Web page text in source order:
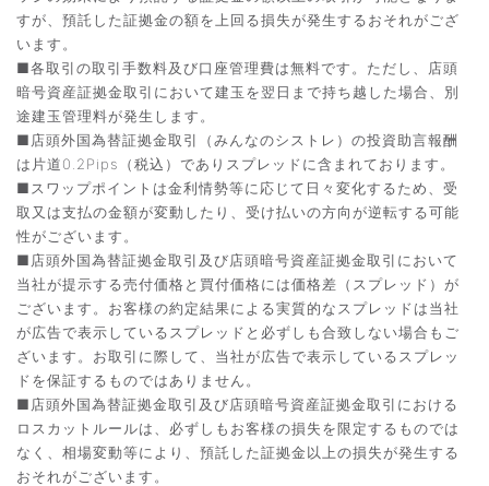
すが、預託した証拠金の額を上回る損失が発生するおそれがござ
います。
■各取引の取引手数料及び口座管理費は無料です。ただし、店頭
暗号資産証拠金取引において建玉を翌日まで持ち越した場合、別
途建玉管理料が発生します。
■店頭外国為替証拠金取引（みんなのシストレ）の投資助言報酬
は片道0.2Pips（税込）でありスプレッドに含まれております。
■スワップポイントは金利情勢等に応じて日々変化するため、受
取又は支払の金額が変動したり、受け払いの方向が逆転する可能
性がございます。
■店頭外国為替証拠金取引及び店頭暗号資産証拠金取引において
当社が提示する売付価格と買付価格には価格差（スプレッド）が
ございます。お客様の約定結果による実質的なスプレッドは当社
が広告で表示しているスプレッドと必ずしも合致しない場合もご
ざいます。お取引に際して、当社が広告で表示しているスプレッ
ドを保証するものではありません。
■店頭外国為替証拠金取引及び店頭暗号資産証拠金取引における
ロスカットルールは、必ずしもお客様の損失を限定するものでは
なく、相場変動等により、預託した証拠金以上の損失が発生する
おそれがございます。